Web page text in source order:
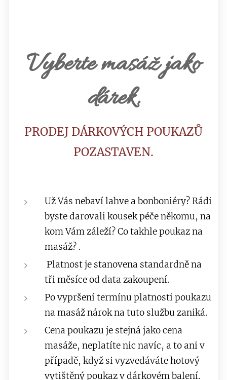
Vyberte masáž jako
dárek.
PRODEJ DÁRKOVÝCH POUKAZŮ
POZASTAVEN.
Už Vás nebaví lahve a bonboniéry? Rádi
byste darovali kousek péče někomu, na
kom Vám záleží? Co takhle poukaz na
masáž? .
Platnost je stanovena standardně na
tři měsíce od data zakoupení.
Po vypršení termínu platnosti poukazu
na masáž nárok na tuto službu zaniká.
Cena poukazu je stejná jako cena
masáže, neplatíte nic navíc, a to ani v
případě, když si vyzvedáváte hotový
vytištěný poukaz v dárkovém balení.